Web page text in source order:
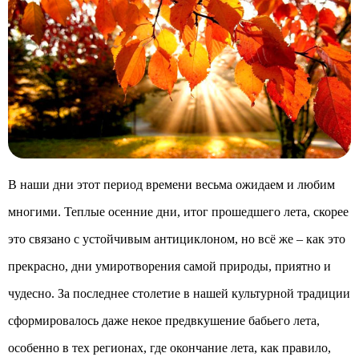
В наши дни этот период времени весьма ожидаем и любим
многими. Теплые осенние дни, итог прошедшего лета, скорее
это связано с устойчивым антициклоном, но всё же – как это
прекрасно, дни умиротворения самой природы, приятно и
чудесно. За последнее столетие в нашей культурной традиции
сформировалось даже некое предвкушение бабьего лета,
особенно в тех регионах, где окончание лета, как правило,